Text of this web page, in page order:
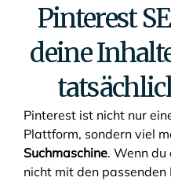
Pinterest
deine
Pinterest ist nicht nur
Plattform, sondern viel
Suchmaschine. Wenn du
nicht mit den